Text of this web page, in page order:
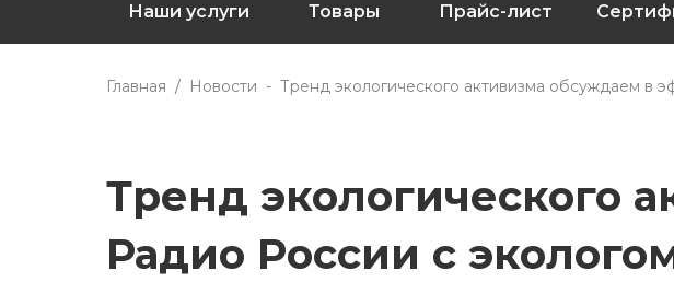
Наши услуги Товары Прайс-лист
Главная Новости Тренд экологического активизма обсуждаем в
Тренд экологического
Радио России с